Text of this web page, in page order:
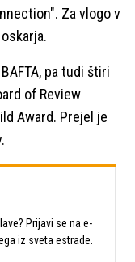
Za vlogo v
pa tudi štiri
of Review
Award. Prejel je
Prijavi se na e-
iz sveta estrade.